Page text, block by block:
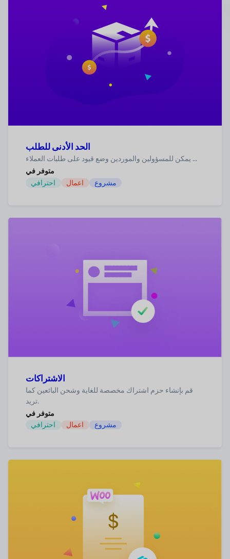
الحد الأدنى للطلب
يمكن للمسؤولين والموردين وضع قيود على طلبات العملاء ...
متوفر في
احترافي
اعمال مشروع
الاشتراكات
قم بإنشاء حزم اشتراك مخصصة للغاية وشحن البائعين كما
تريد.
متوفر في
احترافي
اعمال مشروع